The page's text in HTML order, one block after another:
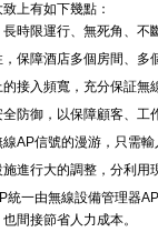
上有如下幾點：
時限運行、無死角、不
保障酒店多個房間、多
接入頻寬，充分保証無
防御，以保障顧客、工
AP信號的漫游，只需輸
進行大的調整，分利用
統一由無線設備管理器
間接節省人力成本。